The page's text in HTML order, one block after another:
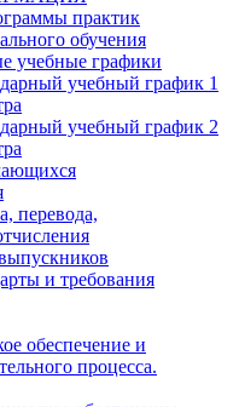
практик
обучения
учебные графики
учебный график 1
учебный график 2
перевода,
и требования
обеспечение и
процесса.